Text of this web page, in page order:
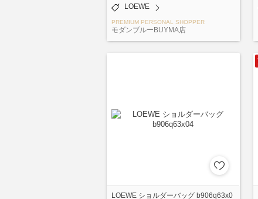
LOEWE
PREMIUM PERSONAL SHOPPER
モダンブルーBUYMA店
LOEWE ショルダーバッグ b906q63x0